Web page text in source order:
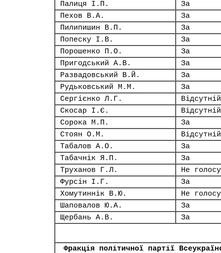
Палиця І.П.
За
Пехов В.А.
За
Пилипишин В.П.
За
Попеску І.В.
За
Порошенко П.О.
За
Пригодський А.В.
За
Развадовський В.Й.
За
Рудьковський М.М.
За
Сергієнко Л.Г.
Відсутній
Скосар І.Є.
Відсутній
Сорока М.П.
За
Стоян О.М.
Відсутній
Табалов А.О.
За
Табачнік Я.П.
За
Труханов Г.Л.
Не
Фурсін І.Г.
За
Хомутиннік В.Ю.
Не
Шаповалов Ю.А.
За
Щербань А.В.
За
Фракція політичної партії